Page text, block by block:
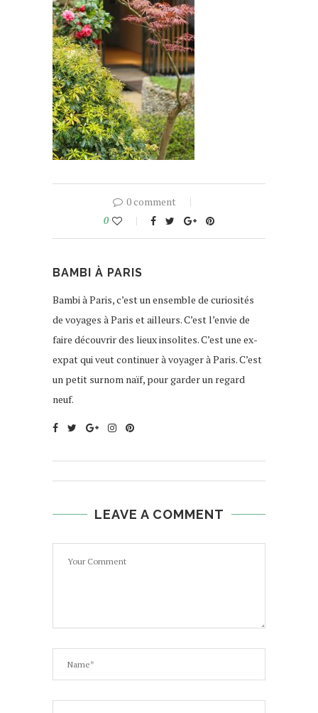
0 comment
0
BAMBI À PARIS
Bambi à Paris, c’est un ensemble de curiosités
de voyages à Paris et ailleurs. C’est l’envie de
faire découvrir des lieux insolites. C’est une ex-
expat qui veut continuer à voyager à Paris. C’est
un petit surnom naïf, pour garder un regard
neuf.
LEAVE A COMMENT